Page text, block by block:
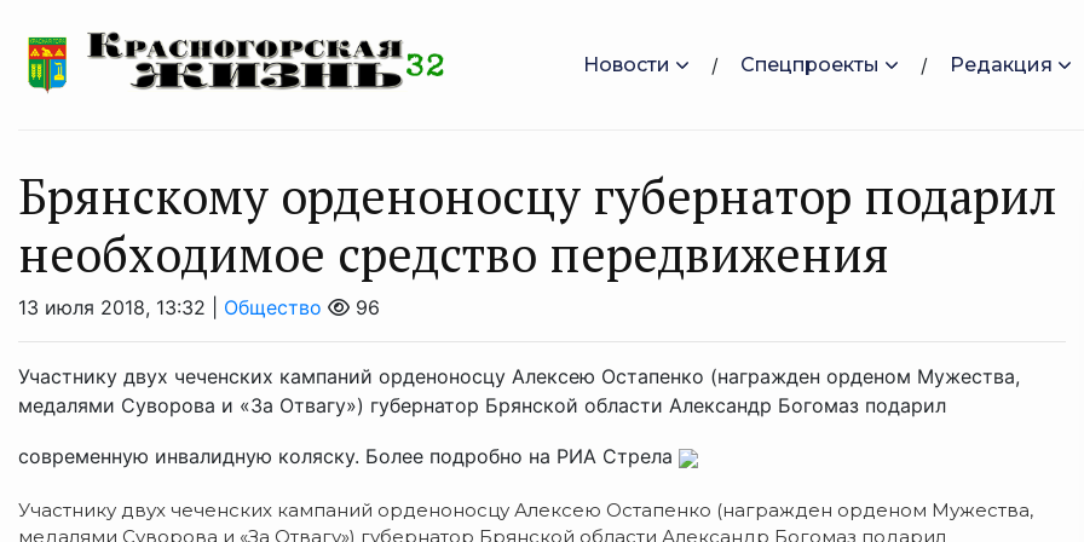
Новости Спецпроекты Редакция
Брянскому орденоносцу губернатор подарил
необходимое средство передвижения
13 июля 2018, 13:32 | Общество 96
Участнику двух чеченских кампаний орденоносцу Алексею Остапенко (награжден орденом Мужества,
медалями Суворова и «За Отвагу») губернатор Брянской области Александр Богомаз подарил
современную инвалидную коляску. Более подробно на РИА Стрела
Участнику двух чеченских кампаний орденоносцу Алексею Остапенко (награжден орденом Мужества,
медалями Суворова и «За Отвагу») губернатор Брянской области Александр Богомаз подарил